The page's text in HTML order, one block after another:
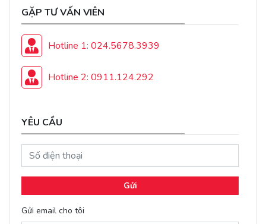
GẶP TƯ VẤN VIÊN
Hotline 1: 024.5678.3939
Hotline 2: 0911.124.292
YÊU CẦU
Gửi
Gửi email cho tôi